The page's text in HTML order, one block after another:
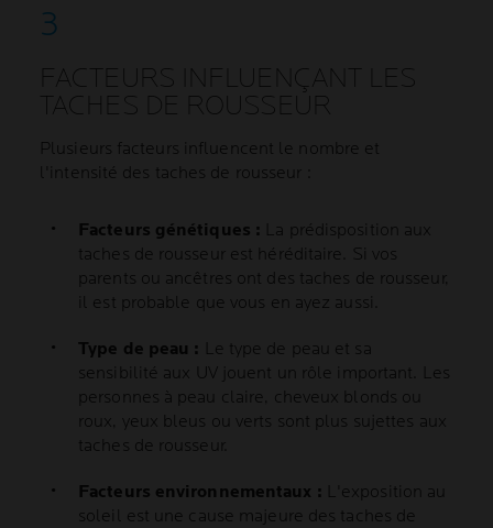
FACTEURS INFLUENÇANT LES
TACHES DE ROUSSEUR
Plusieurs facteurs influencent le nombre et
l'intensité des taches de rousseur :
Facteurs génétiques : La prédisposition aux
taches de rousseur est héréditaire. Si vos
parents ou ancêtres ont des taches de rousseur,
il est probable que vous en ayez aussi.
Type de peau : Le type de peau et sa
sensibilité aux UV jouent un rôle important. Les
personnes à peau claire, cheveux blonds ou
roux, yeux bleus ou verts sont plus sujettes aux
taches de rousseur.
Facteurs environnementaux : L'exposition au
soleil est une cause majeure des taches de